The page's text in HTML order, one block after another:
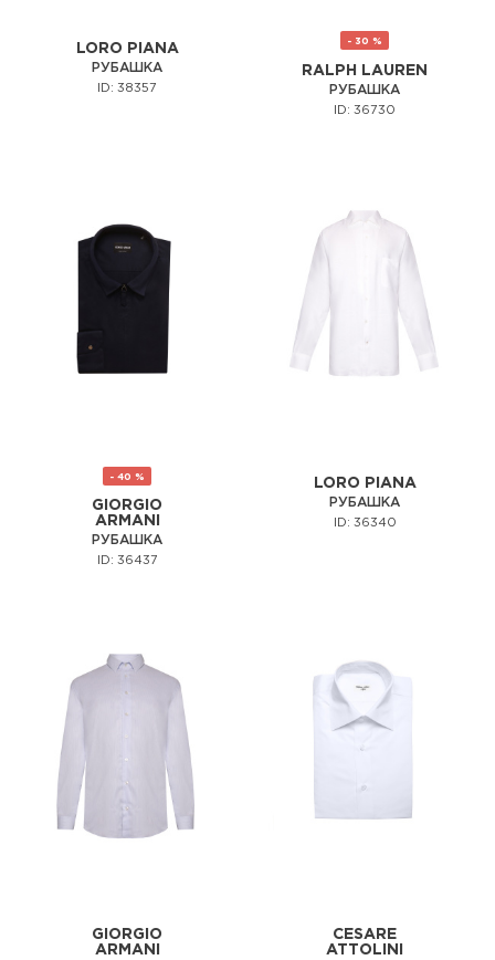
LORO PIANA
РУБАШКА
ID: 38357
- 30 %
RALPH LAUREN
РУБАШКА
ID: 36730
- 40 %
GIORGIO
ARMANI
РУБАШКА
ID: 36437
LORO PIANA
РУБАШКА
ID: 36340
GIORGIO
ARMANI
CESARE
ATTOLINI